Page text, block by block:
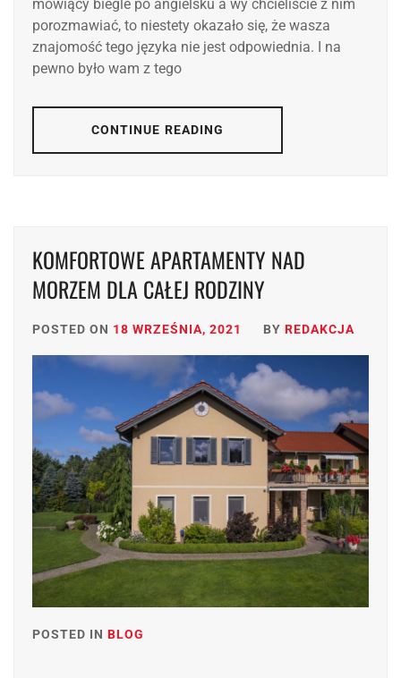
mówiący biegle po angielsku a wy chcieliście z nim
porozmawiać, to niestety okazało się, że wasza
znajomość tego języka nie jest odpowiednia. I na
pewno było wam z tego
CONTINUE READING
KOMFORTOWE APARTAMENTY NAD
MORZEM DLA CAŁEJ RODZINY
POSTED ON 18 WRZEŚNIA, 2021 BY REDAKCJA
POSTED IN BLOG